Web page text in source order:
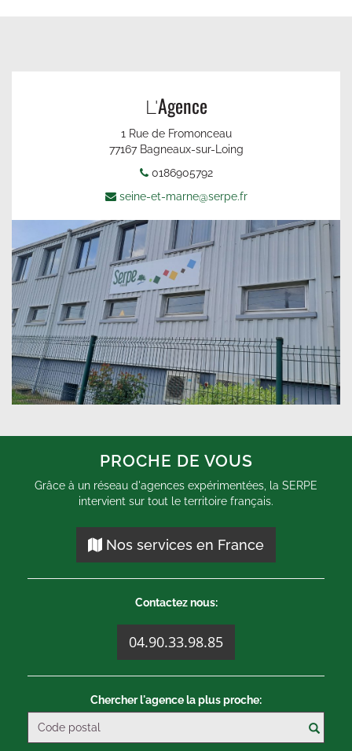
L'Agence
1 Rue de Fromonceau
77167 Bagneaux-sur-Loing
0186905792
seine-et-marne@serpe.fr
PROCHE DE VOUS
Grâce à un réseau d'agences expérimentées, la SERPE
intervient sur tout le territoire français.
Nos services en France
Contactez nous:
04.90.33.98.85
Chercher l'agence la plus proche: